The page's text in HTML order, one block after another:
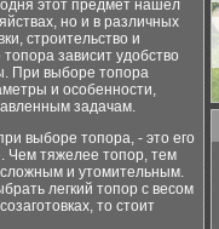
этот предмет нашел
но и в различных
строительство и
зависит удобство
При выборе топора
и особенности,
задачам.
выборе топора, - это его
Чем тяжелее топор, тем
сложным и утомительным.
легкий топор с весом
то стоит